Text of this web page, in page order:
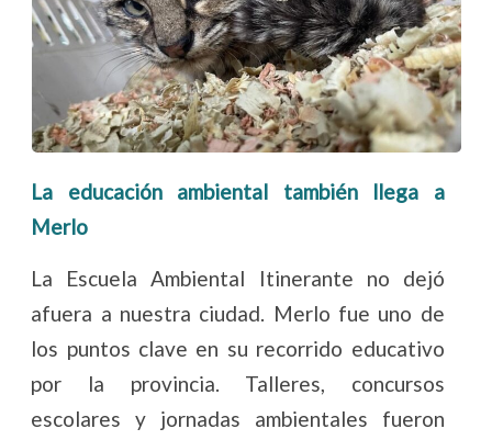
La educación ambiental también llega a
Merlo
La Escuela Ambiental Itinerante no dejó
afuera a nuestra ciudad. Merlo fue uno de
los puntos clave en su recorrido educativo
por la provincia. Talleres, concursos
escolares y jornadas ambientales fueron